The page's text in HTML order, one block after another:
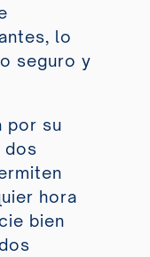
lo
seguro y
por su
dos
hora
bien